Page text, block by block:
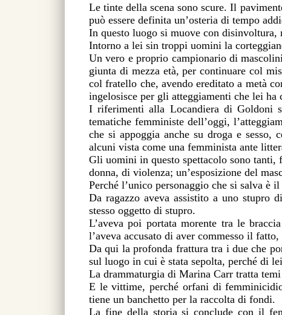
Le tinte della scena sono scure. Il
può essere definita un’osteria di tempo
In questo luogo si muove con disinvoltura,
Intorno a lei sin troppi uomini la
Un vero e proprio campionario di
giunta di mezza età, per continuare col
col fratello che, avendo ereditato a metà
ingelosisce per gli atteggiamenti che lei
I riferimenti alla Locandiera di Goldoni
tematiche femministe dell’oggi,
che si appoggia anche su droga e
alcuni vista come una femminista ante
Gli uomini in questo spettacolo sono tanti,
donna, di violenza; un’esposizione del
Perché l’unico personaggio che si salva è
Da ragazzo aveva assistito a uno stupro
stesso oggetto di stupro.
L’aveva poi portata morente tra le
l’aveva accusato di aver commesso il
Da qui la profonda frattura tra i due che
sul luogo in cui è stata sepolta, perché di
La drammaturgia di Marina Carr tratta
E le vittime, perché orfani di
tiene un banchetto per la raccolta di fondi.
La fine della storia si conclude con il